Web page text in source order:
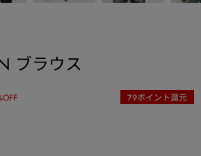
ブラウス
79ポイント還元